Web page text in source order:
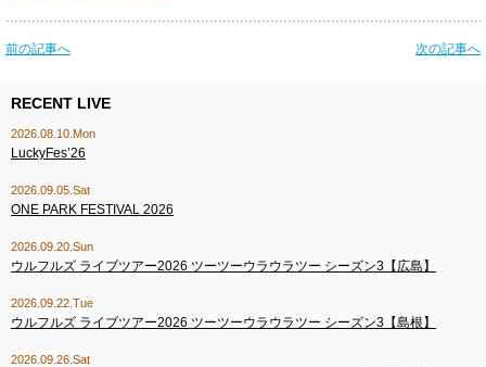
前の記事へ 次の記事へ
RECENT LIVE
2026.08.10.Mon
LuckyFes’26
2026.09.05.Sat
ONE PARK FESTIVAL 2026
2026.09.20.Sun
ウルフルズ ライブツアー2026 ツーツーウラウラツー シーズン3【広島】
2026.09.22.Tue
ウルフルズ ライブツアー2026 ツーツーウラウラツー シーズン3【島根】
2026.09.26.Sat